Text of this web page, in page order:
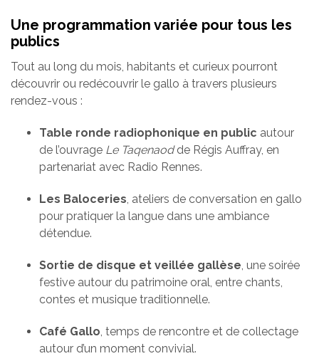
Une programmation variée pour tous les
publics
Tout au long du mois, habitants et curieux pourront
découvrir ou redécouvrir le gallo à travers plusieurs
rendez-vous :
Table ronde radiophonique en public autour
de l’ouvrage Le Taqenaodde Régis Auffray, en
partenariat avec Radio Rennes.
Les Baloceries , ateliers de conversation en gallo
pour pratiquer la langue dans une ambiance
détendue.
Sortie de disque et veillée gallèse , une soirée
festive autour du patrimoine oral, entre chants,
contes et musique traditionnelle.
Café Gallo , temps de rencontre et de collectage
autour d’un moment convivial.